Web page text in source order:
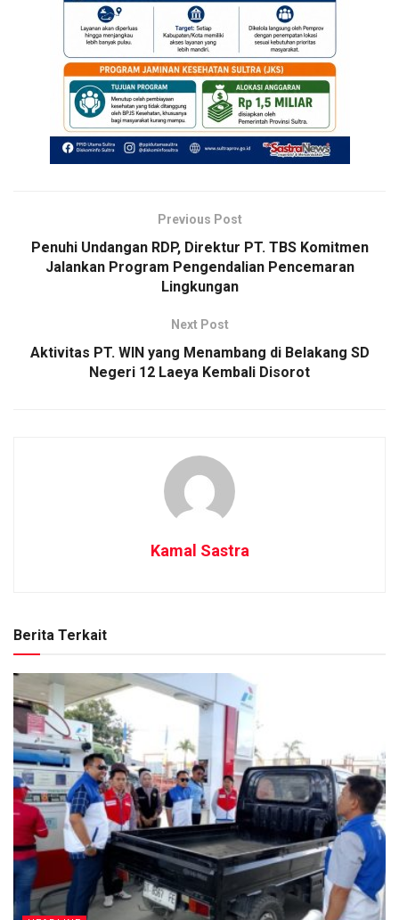
Previous Post
Penuhi Undangan RDP, Direktur PT. TBS Komitmen
Jalankan Program Pengendalian Pencemaran
Lingkungan
Next Post
Aktivitas PT. WIN yang Menambang di Belakang SD
Negeri 12 Laeya Kembali Disorot
Kamal Sastra
Berita Terkait